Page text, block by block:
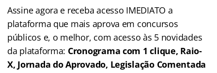
Assine agora e receba acesso IMEDIATO a
plataforma que mais aprova em concursos
públicos e, o melhor, com acesso às 5 novidades
da plataforma: Cronograma com 1 clique, Raio-
X, Jornada do Aprovado, Legislação Comentada